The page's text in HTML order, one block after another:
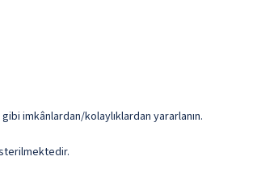
imkânlardan/kolaylıklardan yararlanın.